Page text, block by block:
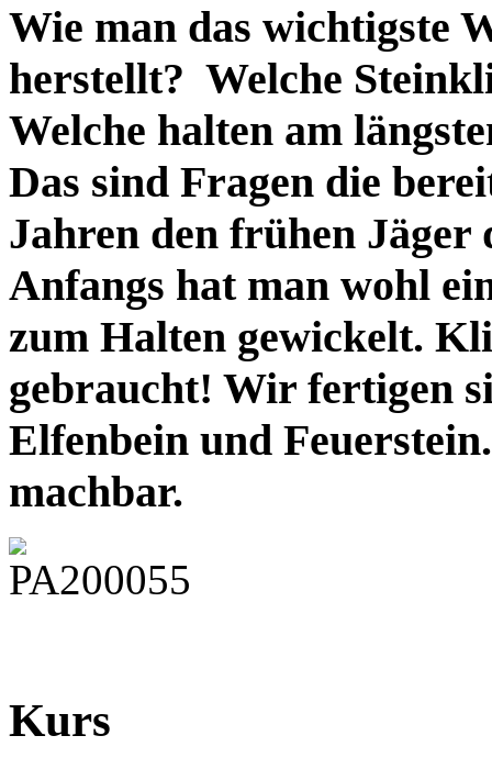
Wie man das wichtigste
herstellt? Welche
Welche halten am
Das sind Fragen die
Jahren den frühen Jäger
Anfangs hat man wohl
zum Halten gewickelt.
gebraucht! Wir fertigen
Elfenbein und
machbar.
Kurs